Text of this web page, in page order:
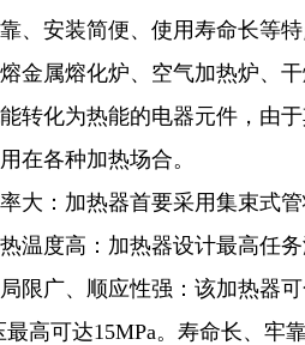
、安装简便、使用寿命长等
金属熔化炉、空气加热炉、
转化为热能的电器元件，由
在各种加热场合。
：加热器首要采用集束式管
温度高：加热器设计最高任
限广、顺应性强：该加热器
高可达15MPa。寿命长、牢